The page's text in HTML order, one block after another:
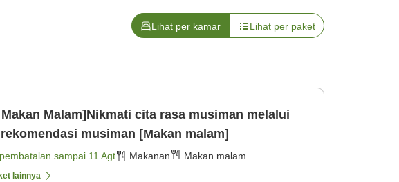
Lihat per kamar Lihat per paket
Makan Malam]Nikmati cita rasa musiman melalui
kursus rekomendasi musiman [Makan malam]
sampai 11 Agt Makanan Makan malam
lainnya